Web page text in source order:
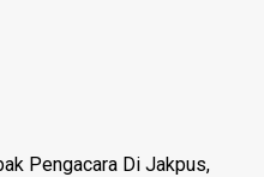
Pengacara Di Jakpus,